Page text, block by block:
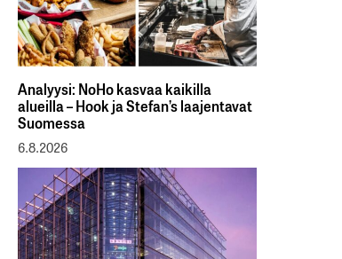
Analyysi: NoHo kasvaa kaikilla
alueilla – Hook ja Stefan’s laajentavat
Suomessa
6.8.2026